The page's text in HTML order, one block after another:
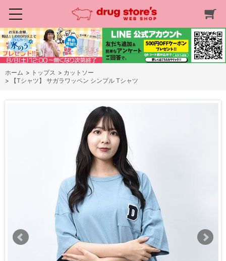
ホーム > トップス > カットソー
>
【Tシャツ】 サガラワッペン シンプル Tシャツ